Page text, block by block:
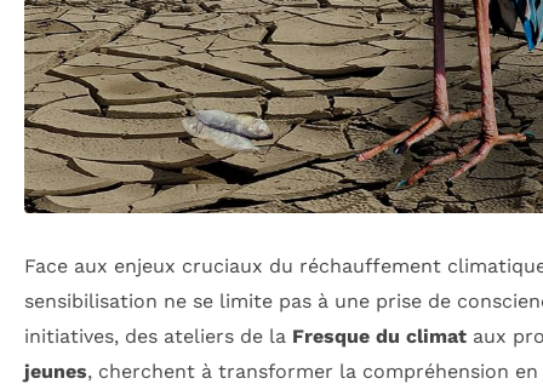
Face aux enjeux cruciaux du réchauffement
sensibilisation ne se limite pas à une prise de
initiatives, des ateliers de la Fresque du climat aux
jeunes, cherchent à transformer la compréhension